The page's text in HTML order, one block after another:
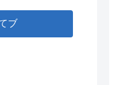
ブ